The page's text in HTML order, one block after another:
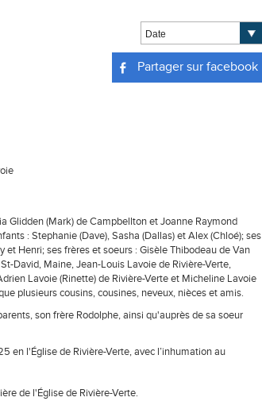
Partager sur facebook
Glidden (Mark) de Campbellton et Joanne Raymond
: Stephanie (Dave), Sasha (Dallas) et Alex (Chloé); ses
Henri; ses frères et soeurs : Gisèle Thibodeau de Van
David, Maine, Jean-Louis Lavoie de Rivière-Verte,
Lavoie (Rinette) de Rivière-Verte et Micheline Lavoie
plusieurs cousins, cousines, neveux, nièces et amis.
son frère Rodolphe, ainsi qu'auprès de sa soeur
en l'Église de Rivière-Verte, avec l’inhumation au
de l'Église de Rivière-Verte.